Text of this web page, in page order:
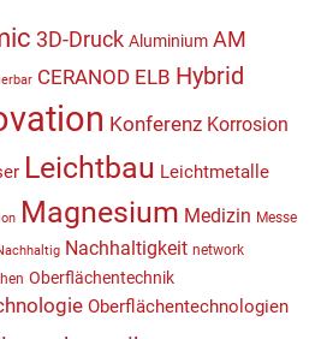
3D-Druck Aluminium AM
CERANOD ELB Hybrid
Konferenz Korrosion
Leichtbau Leichtmetalle
Magnesium Medizin Messe
Nachhaltigkeit network
Oberflächentechnik
Oberflächentechnologien